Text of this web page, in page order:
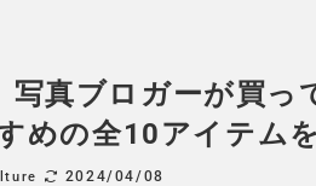
写真ブロガーが買
めの全10アイテム
2024/04/08